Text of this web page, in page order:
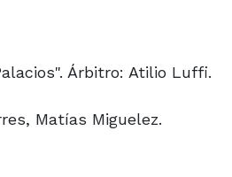
Árbitro: Atilio Luffi.
Matías Miguelez.